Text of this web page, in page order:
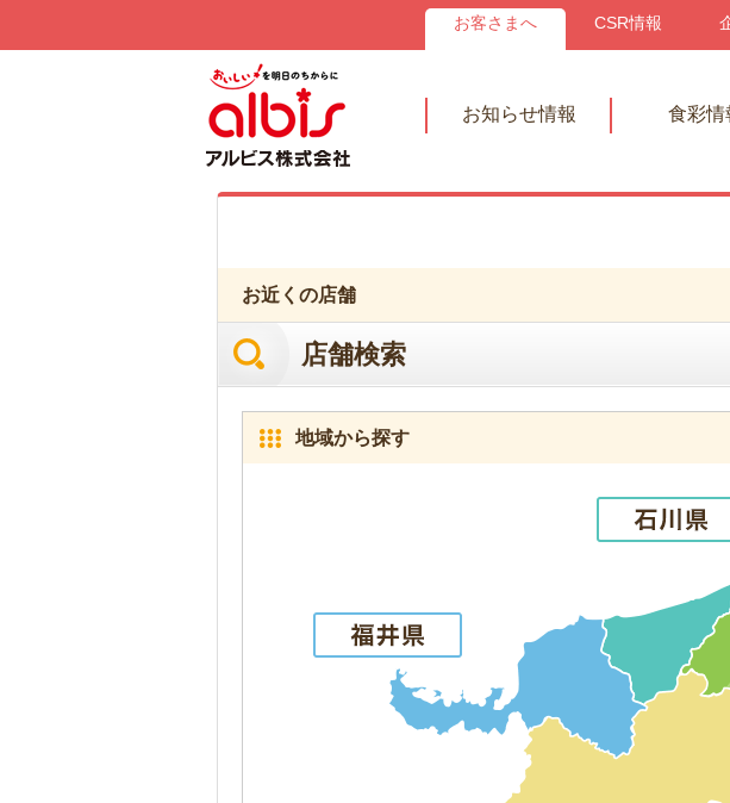
お客さまへ CSR情報
お知らせ情報 食彩情
お近くの店舗
店舗検索
地域から探す